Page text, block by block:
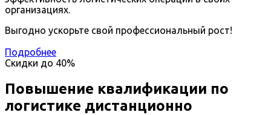
организациях.
Выгодно ускорьте свой профессиональный рост!
Подробнее
Скидки до 40%
Повышение квалификации по
логистике дистанционно